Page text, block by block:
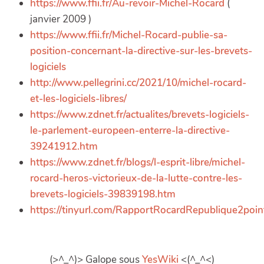
https://www.ffii.fr/Au-revoir-Michel-Rocard (
janvier 2009 )
https://www.ffii.fr/Michel-Rocard-publie-sa-
position-concernant-la-directive-sur-les-brevets-
logiciels
http://www.pellegrini.cc/2021/10/michel-rocard-
et-les-logiciels-libres/
https://www.zdnet.fr/actualites/brevets-logiciels-
le-parlement-europeen-enterre-la-directive-
39241912.htm
https://www.zdnet.fr/blogs/l-esprit-libre/michel-
rocard-heros-victorieux-de-la-lutte-contre-les-
brevets-logiciels-39839198.htm
https://tinyurl.com/
(>^_^)> Galope sousYesWiki <(^_^<)